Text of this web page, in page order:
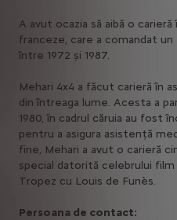
A avut ocazia să aibă o
franceze, care a comandat un
între 1972 și 1987.
Mehari 4x4 a făcut carieră în
din întreaga lume. Acesta a
1980, în cadrul căruia au fost
pentru a asigura asistență
fine, Mehari a avut o carieră
special datorită celebrului
Tropez cu Louis de Funès.
Persoana de contact: